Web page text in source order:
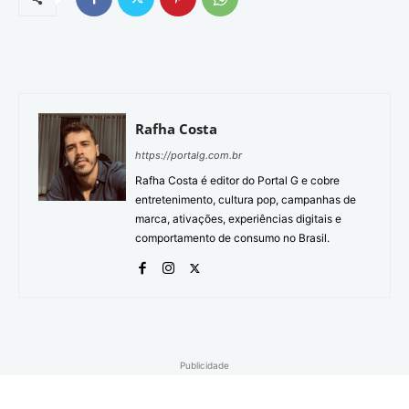
Rafha Costa
https://portalg.com.br
Rafha Costa é editor do Portal G e cobre
entretenimento, cultura pop, campanhas de
marca, ativações, experiências digitais e
comportamento de consumo no Brasil.
Publicidade